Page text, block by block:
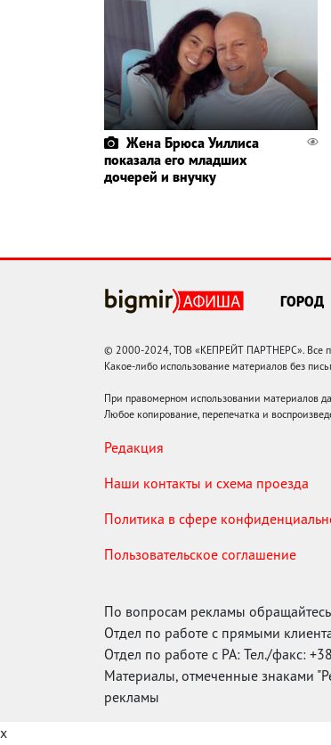
Жена Брюса Уиллиса
показала его младших
дочерей и внучку
ГОРОД
© 2000-2024, ТОВ «КЕПРЕЙТ ПАРТНЕРС». Все
Какое-либо использование материалов без
При правомерном использовании материалов
Любое копирование, перепечатка и
Редакция
Наши контакты и схема проезда
Политика в сфере
Пользовательское соглашение
По вопросам рекламы
Отдел по работе с прямыми
Отдел по работе с РА: Тел./факс:
Материалы, отмеченные знаками
рекламы
x